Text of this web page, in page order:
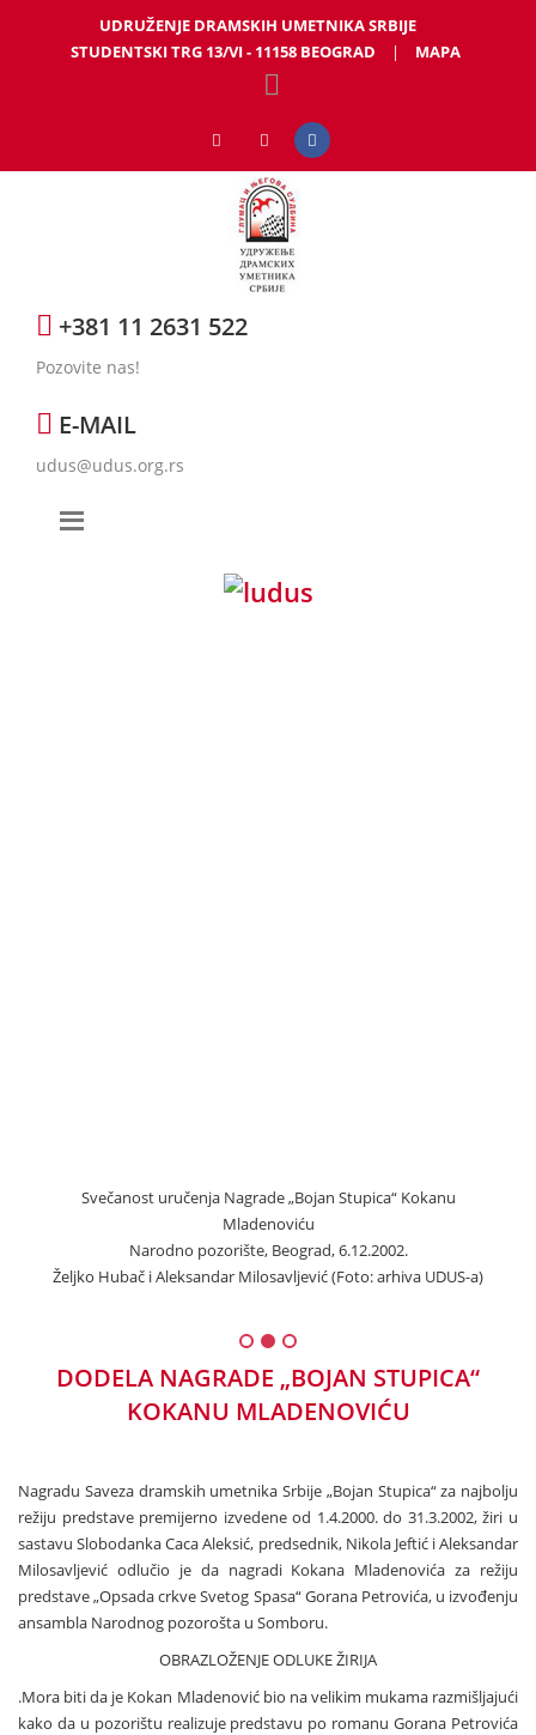
UDRUŽENJE DRAMSKIH UMETNIKA SRBIJE
STUDENTSKI TRG 13/VI - 11158 BEOGRAD
| MAPA
+381 11 2631 522
Pozovite nas!
E-MAIL
udus@udus.org.rs
Svečanost uručenja Nagrade „Bojan Stupica“ Kokanu
Mladenoviću
Narodno pozorište, Beograd, 6.12.2002.
Željko Hubač i Aleksandar Milosavljević (Foto: arhiva UDUS-a)
DODELA NAGRADE „BOJAN STUPICA“
KOKANU MLADENOVIĆU
Nagradu Saveza dramskih umetnika Srbije „Bojan Stupica“ za najbolju
režiju predstave premijerno izvedene od 1.4.2000. do 31.3.2002, žiri u
sastavu Slobodanka Caca Aleksić, predsednik, Nikola Jeftić i Aleksandar
Milosavljević odlučio je da nagradi Kokana Mladenovića za režiju
predstave „Opsada crkve Svetog Spasa“ Gorana Petrovića, u izvođenju
ansambla Narodnog pozorošta u Somboru.
OBRAZLOŽENJE ODLUKE ŽIRIJA
.Mora biti da je Kokan Mladenović bio na velikim mukama razmišljajući
kako da u pozorištu realizuje predstavu po romanu Gorana Petrovića